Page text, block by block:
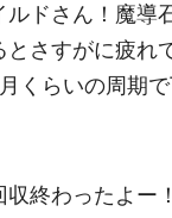
ドさん！魔導
とさすがに疲れ
くらいの周期
収終わったよー